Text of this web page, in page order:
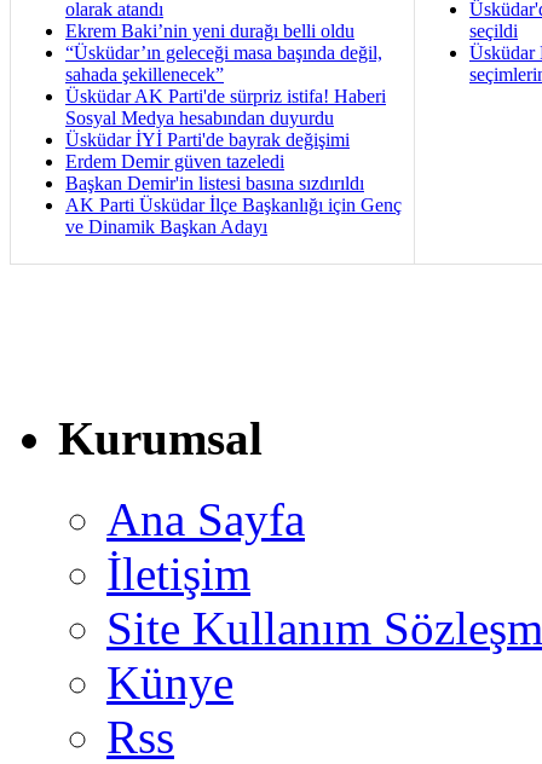
olarak atandı
Ekrem Baki’nin yeni durağı belli oldu
“Üsküdar’ın geleceği masa başında değil,
sahada şekillenecek”
Üsküdar AK Parti'de sürpriz istifa! Haberi
Sosyal Medya hesabından duyurdu
Üsküdar İYİ Parti'de bayrak değişimi
Erdem Demir güven tazeledi
Başkan Demir'in listesi basına sızdırıldı
AK Parti Üsküdar İlçe Başkanlığı için Genç
ve Dinamik Başkan Adayı
seçildi
Üsküdar
Kurumsal
Ana Sayfa
İletişim
Site Kullanım
Künye
Rss